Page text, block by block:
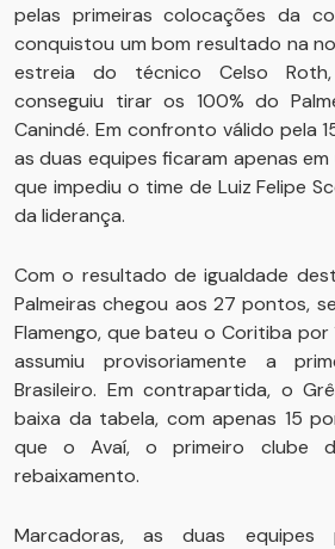
pelas primeiras colocações da
conquistou um bom resultado na
estreia do técnico Celso
conseguiu tirar os 100% do
Canindé. Em confronto válido pela
as duas equipes ficaram apenas
que impediu o time de Luiz Felipe
da liderança.
Com o resultado de igualdade
Palmeiras chegou aos 27 pontos,
Flamengo, que bateu o Coritiba
assumiu provisoriamente a
Brasileiro. Em contrapartida, o
baixa da tabela, com apenas 15
que o Avaí, o primeiro clube
rebaixamento.
Marcadoras, as duas equipes